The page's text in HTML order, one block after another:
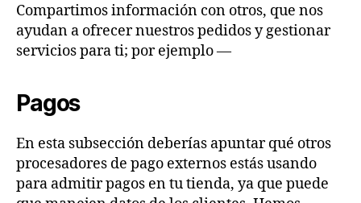
Compartimos información con otros, que nos
ayudan a ofrecer nuestros pedidos y gestionar
servicios para ti; por ejemplo —
Pagos
En esta subsección deberías apuntar qué otros
procesadores de pago externos estás usando
para admitir pagos en tu tienda, ya que puede